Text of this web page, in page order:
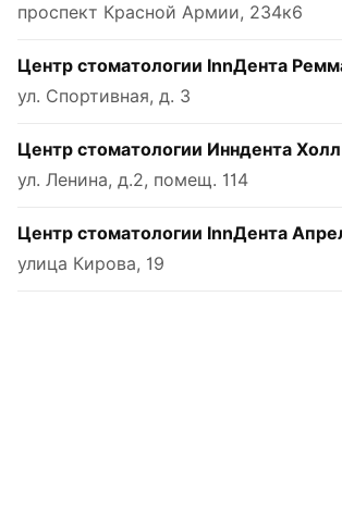
проспект Красной Армии, 234к6
Центр стоматологии InnДента
ул. Спортивная, д. 3
Центр стоматологии Инндента Холл
ул. Ленина, д.2, помещ. 114
Центр стоматологии InnДента
улица Кирова, 19